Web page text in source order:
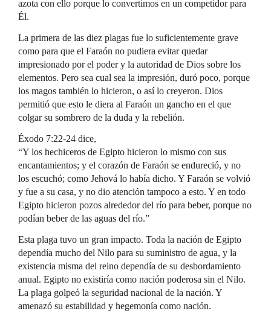
azota con ello porque lo convertimos en un competidor para
Él.
La primera de las diez plagas fue lo suficientemente grave
como para que el Faraón no pudiera evitar quedar
impresionado por el poder y la autoridad de Dios sobre los
elementos. Pero sea cual sea la impresión, duró poco, porque
los magos también lo hicieron, o así lo creyeron. Dios
permitió que esto le diera al Faraón un gancho en el que
colgar su sombrero de la duda y la rebelión.
Éxodo 7:22-24 dice,
“Y los hechiceros de Egipto hicieron lo mismo con sus
encantamientos; y el corazón de Faraón se endureció, y no
los escuchó; como Jehová lo había dicho. Y Faraón se volvió
y fue a su casa, y no dio atención tampoco a esto. Y en todo
Egipto hicieron pozos alrededor del río para beber, porque no
podían beber de las aguas del río.”
Esta plaga tuvo un gran impacto. Toda la nación de Egipto
dependía mucho del Nilo para su suministro de agua, y la
existencia misma del reino dependía de su desbordamiento
anual. Egipto no existiría como nación poderosa sin el Nilo.
La plaga golpeó la seguridad nacional de la nación. Y
amenazó su estabilidad y hegemonía como nación.